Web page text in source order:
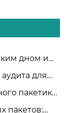
дном и
для
пакетика:
пакетов: